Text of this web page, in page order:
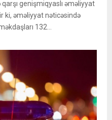
genişmiqyaslı əməliyyat
ki, əməliyyat nəticəsində
132...